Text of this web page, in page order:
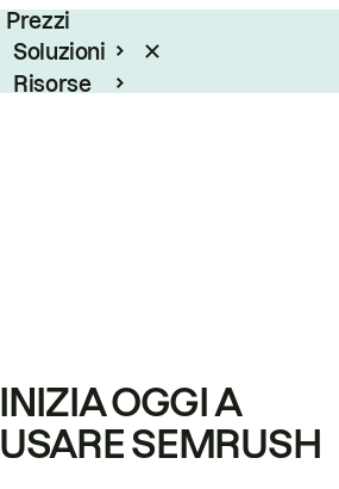
Prezzi
Soluzioni
Risorse
INIZIA OGGI A
USARE SEMRUSH